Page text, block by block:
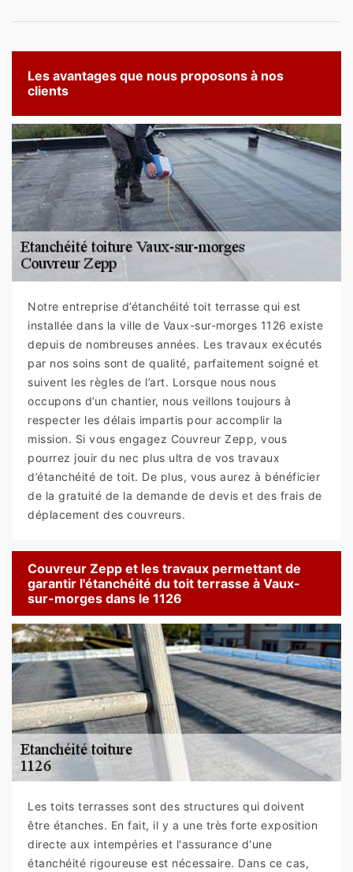
Les avantages que nous proposons à nos
clients
Notre entreprise d’étanchéité toit terrasse qui est
installée dans la ville de Vaux-sur-morges 1126 existe
depuis de nombreuses années. Les travaux exécutés
par nos soins sont de qualité, parfaitement soigné et
suivent les règles de l’art. Lorsque nous nous
occupons d’un chantier, nous veillons toujours à
respecter les délais impartis pour accomplir la
mission. Si vous engagez Couvreur Zepp, vous
pourrez jouir du nec plus ultra de vos travaux
d’étanchéité de toit. De plus, vous aurez à bénéficier
de la gratuité de la demande de devis et des frais de
déplacement des couvreurs.
Couvreur Zepp et les travaux permettant de
garantir l'étanchéité du toit terrasse à Vaux-
sur-morges dans le 1126
Les toits terrasses sont des structures qui doivent
être étanches. En fait, il y a une très forte exposition
directe aux intempéries et l'assurance d'une
étanchéité rigoureuse est nécessaire. Dans ce cas,